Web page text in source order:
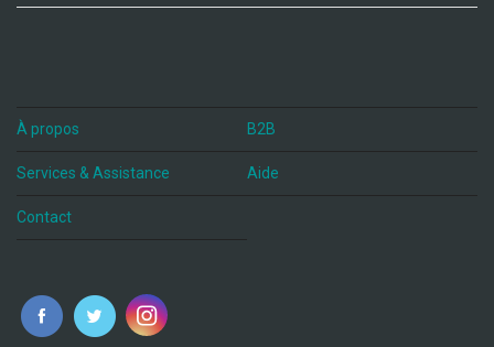
À propos B2B
Services & Assistance Aide
Contact
fr